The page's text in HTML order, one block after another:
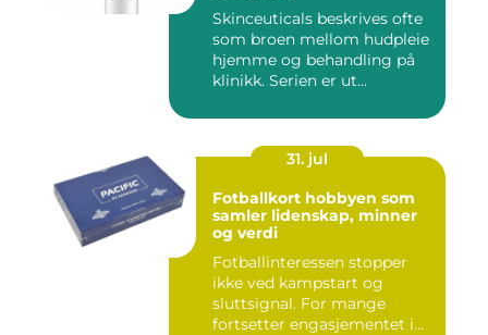
Skinceuticals beskrives ofte
som broen mellom hudpleie
hjemme og behandling på
klinikk. Serien er ut...
31. jul
Fotballkort hobbyen som
samler lidenskap, minner
og verdi
Fotballinteressen stopper
ikke ved kampstart og
sluttsignal. For mange
fortsetter engasjementet i